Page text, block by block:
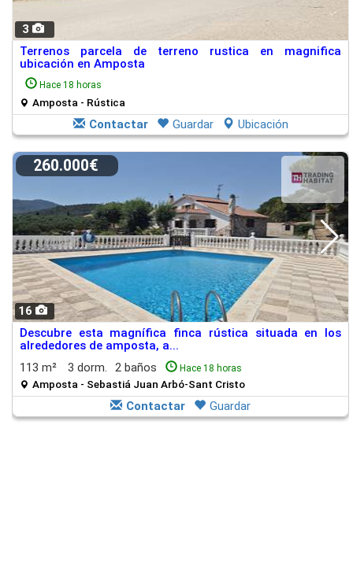
3
Terrenos parcela de terreno rustica en magnifica
ubicación en Amposta
Hace 18 horas
Amposta - Rústica
Contactar Guardar Ubicación
16
260.000€
Descubre esta magnífica finca rústica situada en los
alrededores de amposta, a...
113 m²
3 dorm. 2 baños Hace 18 horas
Amposta - Sebastiá Juan Arbó-Sant Cristo
Contactar Guardar